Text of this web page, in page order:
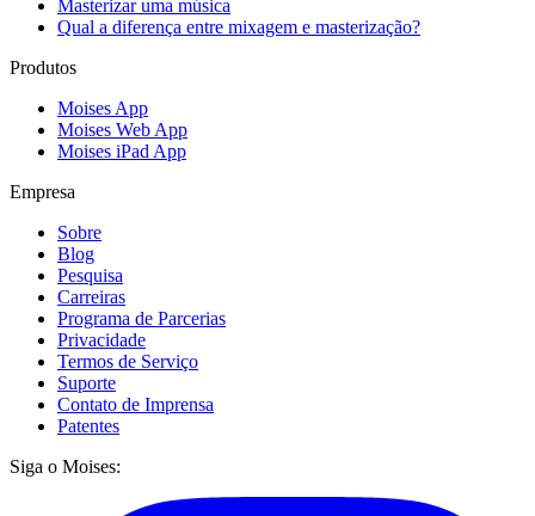
Masterizar uma música
Qual a diferença entre mixagem e masterização?
Produtos
Moises App
Moises Web App
Moises iPad App
Empresa
Sobre
Blog
Pesquisa
Carreiras
Programa de Parcerias
Privacidade
Termos de Serviço
Suporte
Contato de Imprensa
Patentes
Siga o Moises: